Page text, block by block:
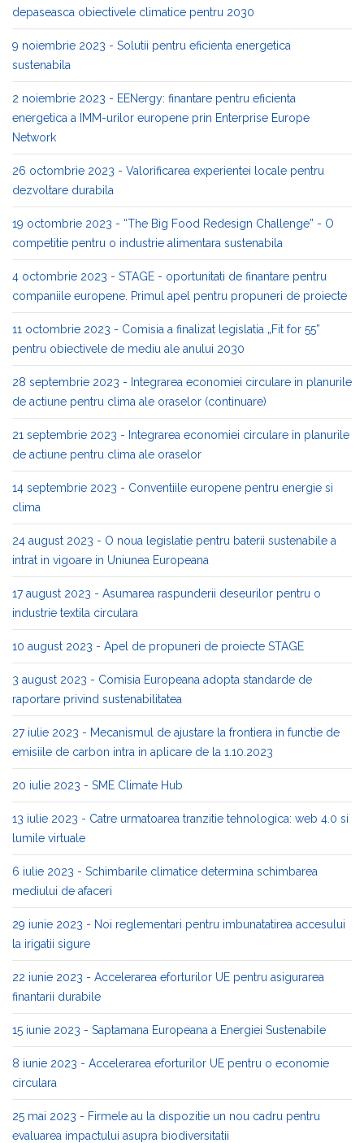
depaseasca obiectivele climatice pentru 2030
9 noiembrie 2023 - Solutii pentru eficienta energetica
sustenabila
2 noiembrie 2023 - EENergy: finantare pentru eficienta
energetica a IMM-urilor europene prin Enterprise Europe
Network
26 octombrie 2023 - Valorificarea experientei locale pentru
dezvoltare durabila
19 octombrie 2023 - “The Big Food Redesign Challenge” - O
competitie pentru o industrie alimentara sustenabila
4 octombrie 2023 - STAGE - oportunitati de finantare pentru
companiile europene. Primul apel pentru propuneri de proiecte
11 octombrie 2023 - Comisia a finalizat legislatia „Fit for 55”
pentru obiectivele de mediu ale anului 2030
28 septembrie 2023 - Integrarea economiei circulare in planurile
de actiune pentru clima ale oraselor (continuare)
21 septembrie 2023 - Integrarea economiei circulare in planurile
de actiune pentru clima ale oraselor
14 septembrie 2023 - Conventiile europene pentru energie si
clima
24 august 2023 - O noua legislatie pentru baterii sustenabile a
intrat in vigoare in Uniunea Europeana
17 august 2023 - Asumarea raspunderii deseurilor pentru o
industrie textila circulara
10 august 2023 - Apel de propuneri de proiecte STAGE
3 august 2023 - Comisia Europeana adopta standarde de
raportare privind sustenabilitatea
27 iulie 2023 - Mecanismul de ajustare la frontiera in functie de
emisiile de carbon intra in aplicare de la 1.10.2023
20 iulie 2023 - SME Climate Hub
13 iulie 2023 - Catre urmatoarea tranzitie tehnologica: web 4.0 si
lumile virtuale
6 iulie 2023 - Schimbarile climatice determina schimbarea
mediului de afaceri
29 iunie 2023 - Noi reglementari pentru imbunatatirea accesului
la irigatii sigure
22 iunie 2023 - Accelerarea eforturilor UE pentru asigurarea
finantarii durabile
15 iunie 2023 - Saptamana Europeana a Energiei Sustenabile
8 iunie 2023 - Accelerarea eforturilor UE pentru o economie
circulara
25 mai 2023 - Firmele au la dispozitie un nou cadru pentru
evaluarea impactului asupra biodiversitatii